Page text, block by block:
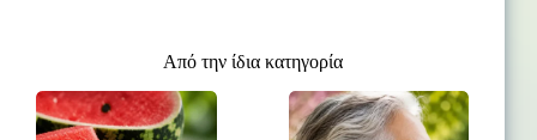
Από την ίδια κατηγορία